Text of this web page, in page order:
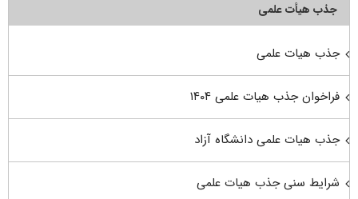
جذب هیأت علمی
جذب هیات علمی
فراخوان جذب هیات علمی ۱۴۰۴
جذب هیات علمی دانشگاه آزاد
شرایط سنی جذب هیات علمی